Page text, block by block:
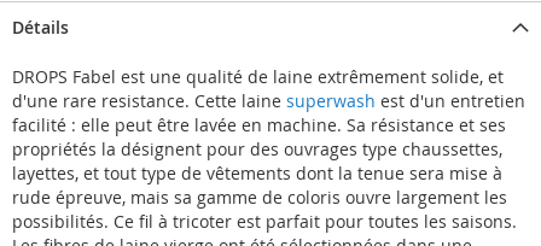
Détails
DROPS Fabel est une qualité de laine extrêmement solide, et
d'une rare resistance. Cette laine superwash est d'un entretien
facilité : elle peut être lavée en machine. Sa résistance et ses
propriétés la désignent pour des ouvrages type chaussettes,
layettes, et tout type de vêtements dont la tenue sera mise à
rude épreuve, mais sa gamme de coloris ouvre largement les
possibilités. Ce fil à tricoter est parfait pour toutes les saisons.